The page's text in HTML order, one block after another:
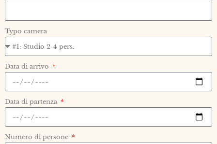
Typo camera
Data di arrivo
Data di partenza
Numero di persone